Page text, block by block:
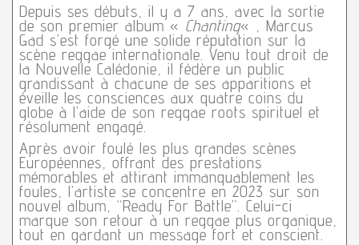
Depuis ses débuts, il y a 7 ans, avec la sortie
de son premier album « Chanting« , Marcus
Gad s’est forgé une solide réputation sur la
scène reggae internationale. Venu tout droit de
la Nouvelle Calédonie, il fédère un public
grandissant à chacune de ses apparitions et
éveille les consciences aux quatre coins du
globe à l’aide de son reggae roots spirituel et
résolument engagé.
Après avoir foulé les plus grandes scènes
Européennes, offrant des prestations
mémorables et attirant immanquablement les
foules, l’artiste se concentre en 2023 sur son
nouvel album, “Ready For Battle”. Celui-ci
marque son retour à un reggae plus organique,
tout en gardant un message fort et conscient.